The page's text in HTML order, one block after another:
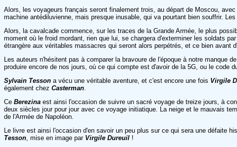
Alors, les voyageurs français seront finalement trois, au départ de Moscou,
machine antédiluvienne, mais presque inusable, qui va pourtant bien souffrir.
Alors, la cavalcade commence, sur les traces de la Grande Armée, le plus
moment où le froid mordant, rien que lui, se chargera d'exterminer les soldats
étrangère aux véritables massacres qui seront alors perpétrés, et ce bien avant
Les auteurs n'hésitent pas à comparer la bravoure de l'époque à notre
produire encore de nos jours, où ce qui compte est d'avoir de la 5G, ou le code
Sylvain Tesson a vécu une véritable aventure, et c'est encore une fois Virgile
également chez Casterman
Ce Berezina est ainsi l'occasion de suivre un sacré voyage de treize jours, à
deux siècles jour pour jour avec ce voyage initiatique. La neige et le mauvais
de l'Armée de Napoléon.
Le livre est ainsi l'occasion d'en savoir un peu plus sur ce qui sera une défaite
Tesson , mise en image par Virgile Dureuil !